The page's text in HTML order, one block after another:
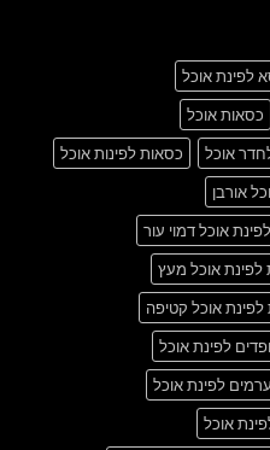
לפינת אוכל
כסאות אוכל
אוכל
כסאות לפינות אוכל
אורבן
אוכל דמוי עור
לפינת אוכל מעץ
לפינת אוכל קטיפה
לפינת אוכל
לפינת אוכל
אוכל